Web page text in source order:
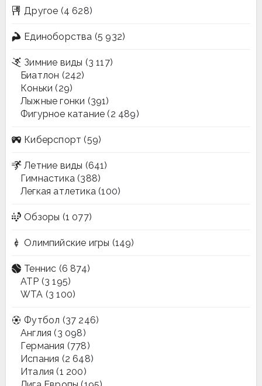
Другое (4 628)
Единоборства (5 932)
Зимние виды (3 117)
Биатлон (242)
Коньки (29)
Лыжные гонки (391)
Фигурное катание (2 489)
Киберспорт (59)
Летние виды (641)
Гимнастика (388)
Легкая атлетика (100)
Обзоры (1 077)
Олимпийские игры (149)
Теннис (6 874)
ATP (3 195)
WTA (3 100)
Футбол (37 246)
Англия (3 098)
Германия (778)
Испания (2 648)
Италия (1 200)